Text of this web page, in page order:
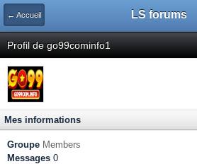
← Accueil LS forums
Profil de go99cominfo1
Mes informations
Groupe Members
Messages 0